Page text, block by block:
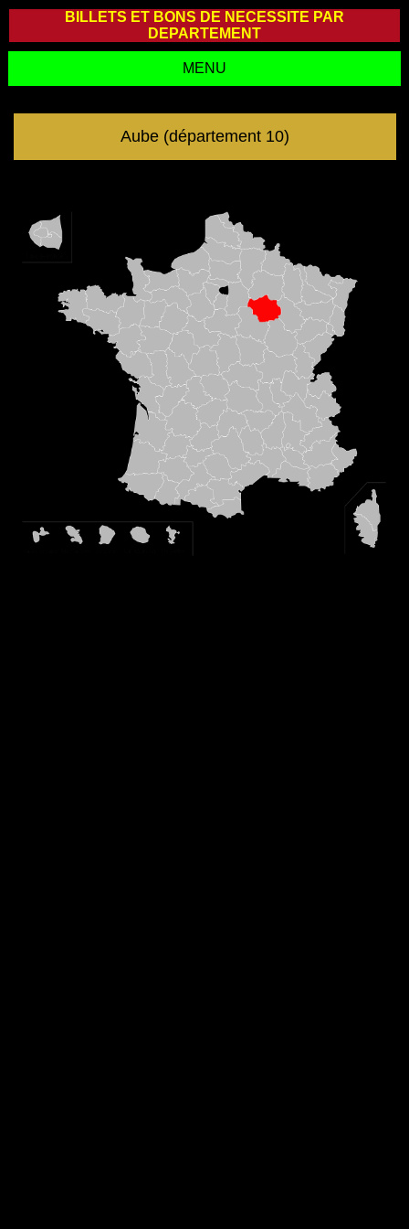
BILLETS ET BONS DE NECESSITE PAR
DEPARTEMENT
MENU
Aube (département 10)